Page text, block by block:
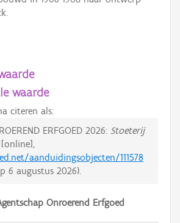
waarde
citeren als:
ERFGOED 2026: Stoeterij
aanduidingsobjecten/111578
6 augustus 2026).
Onroerend Erfgoed